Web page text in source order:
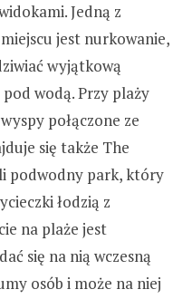
Jedną z
jest nurkowanie,
wyjątkową
wodą. Przy plaży
połączone ze
się także The
podwodny park, który
łodzią z
na plaże jest
się na nią wczesną
osób i może na niej